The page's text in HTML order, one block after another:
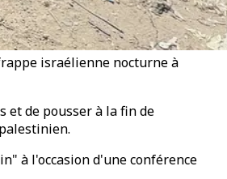
israélienne nocturne à
et de pousser à la fin de
à l'occasion d'une conférence